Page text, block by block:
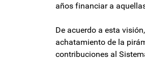
años financiar a
De acuerdo a esta
achatamiento de la
contribuciones al